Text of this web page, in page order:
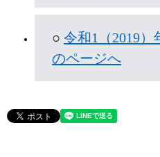
○ ​ 令和1（2019
のページへ